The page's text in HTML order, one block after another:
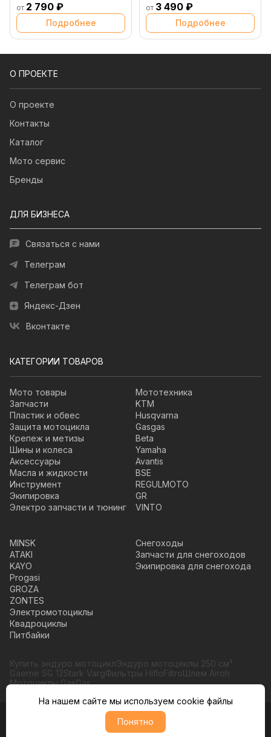
от 2 790 ₽
Подробнее
от 3 490 ₽
Подробнее
О ПРОЕКТЕ
О проекте
Контакты
Каталог
Мото сервис
Бренды
ДЛЯ БИЗНЕСА
Связаться с нами
Телеграм
Телеграм бот
Яндекс-Дзен
Вконтакте
КАТЕГОРИИ ТОВАРОВ
Мото товары
Запчасти
Пластик и обвес
Защита мотоцикла
Крепеж и метизы
Шины и колеса
Аксессуары
Масла и жидкости
Инструмент
Экипировка
Электро запчасти и тюнинг
Мототехника
KTM
Husqvarna
Gasgas
Beta
Yamaha
Avantis
BSE
REGULMOTO
GR
VINTO
MINSK
ATAKI
KAYO
Progasi
GROZA
ZONTES
Электромотоциклы
Квадроциклы
Питбайки
Снегоходы
Запчасти для снегоходов
Экипировка для снегохода
Купить эндуро мотоциклЭндуро мотоциклы 250 см³
Gaerne SG 12Stark VargФильтры HifloFiltroШлем Airoh
Мотоциклы GasGas
© Moto365, Все права защищены
Политика обратботки персональных данных
На нашем сайте мы используем cookie файлы
Понятно